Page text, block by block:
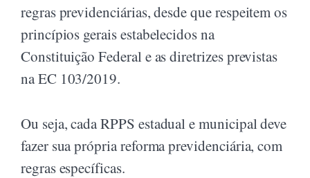
regras previdenciárias, desde que respeitem os
princípios gerais estabelecidos na
Constituição Federal e as diretrizes previstas
na EC 103/2019.
Ou seja, cada RPPS estadual e municipal deve
fazer sua própria reforma previdenciária, com
regras específicas.